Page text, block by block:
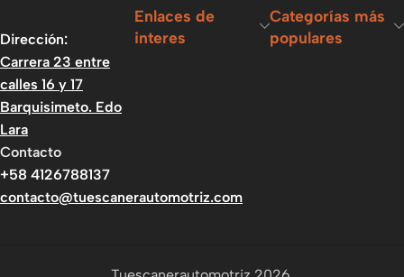
Dirección:
Carrera 23 entre
calles 16 y 17
Barquisimeto. Edo
Lara
Contacto
+58 4126788137
contacto@tuescanerautomotriz.com
Enlaces de
interes
Categorías más
populares